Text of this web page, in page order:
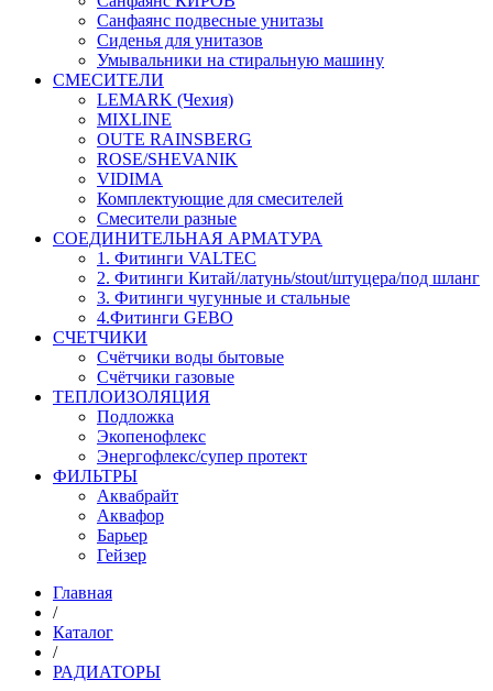
Санфаянс подвесные унитазы
Сиденья для унитазов
Умывальники на стиральную машину
СМЕСИТЕЛИ
LEMARK (Чехия)
MIXLINE
OUTE RAINSBERG
ROSE/SHEVANIK
VIDIMA
Комплектующие для смесителей
Смесители разные
СОЕДИНИТЕЛЬНАЯ АРМАТУРА
1. Фитинги VALTEC
2. Фитинги Китай/латунь/stout/штуцера/под шланг
3. Фитинги чугунные и стальные
4.Фитинги GEBO
СЧЕТЧИКИ
Счётчики воды бытовые
Счётчики газовые
ТЕПЛОИЗОЛЯЦИЯ
Подложка
Экопенофлекс
Энергофлекс/супер протект
ФИЛЬТРЫ
Аквабрайт
Аквафор
Барьер
Гейзер
Главная
/
Каталог
/
РАДИАТОРЫ